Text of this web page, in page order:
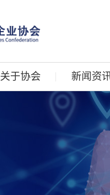
关于协会 新闻资